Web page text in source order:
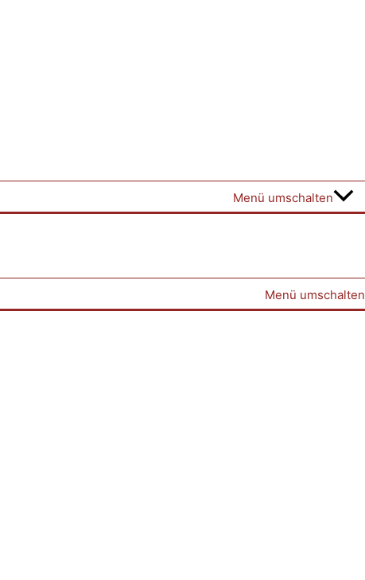
Menü umschalten
Menü umschalten